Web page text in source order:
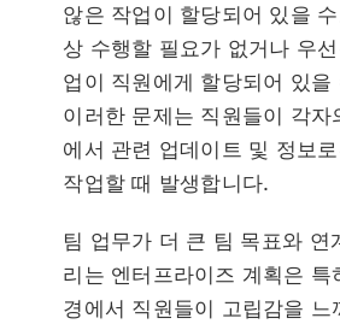
않은 작업이 할당되어 있을
상 수행할 필요가 없거나 우
업이 직원에게 할당되어 있을
이러한 문제는 직원들이 각자
에서 관련 업데이트 및 정보
작업할 때 발생합니다.
팀 업무가 더 큰 팀 목표와 연
리는 엔터프라이즈 계획은 특
경에서 직원들이 고립감을 느